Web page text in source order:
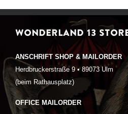
WONDERLAND 13
ANSCHRIFT SHOP & MAILORDER
Herdbruckerstraße 9 • 89073 Ulm
(beim Rathausplatz)
OFFICE MAILORDER